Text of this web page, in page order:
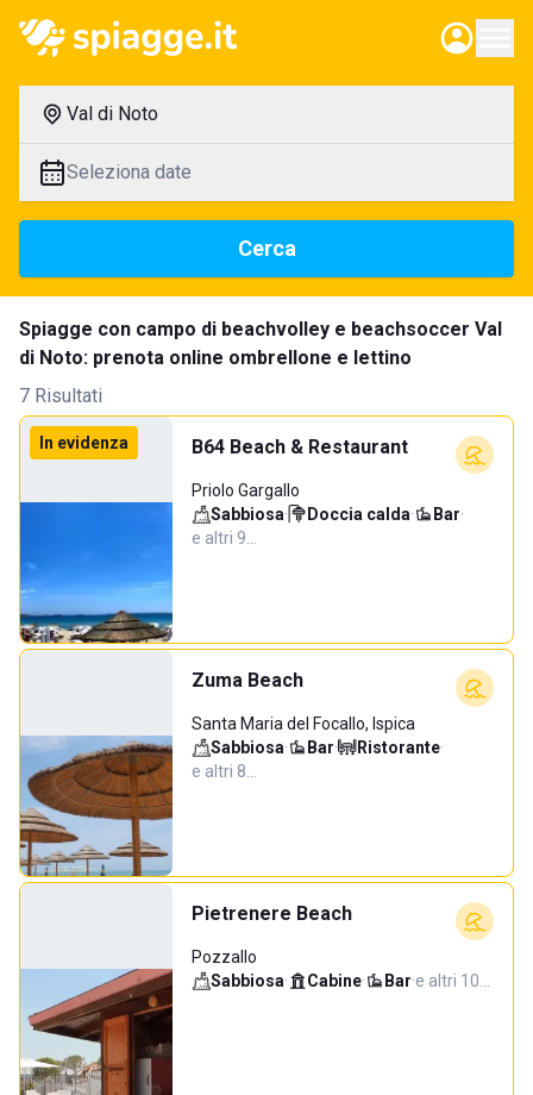
Val di Noto
Seleziona date
Cerca
Spiagge con campo di beachvolley e beachsoccer Val
di Noto: prenota online ombrellone e lettino
7 Risultati
In evidenza B64 Beach & Restaurant
Priolo Gargallo
Sabbiosa· Doccia calda· Bar·
e altri 9…
Zuma Beach
Santa Maria del Focallo, Ispica
Sabbiosa· Bar· Ristorante·
e altri 8…
Pietrenere Beach
Pozzallo
Sabbiosa· Cabine· Bar·e altri 10…